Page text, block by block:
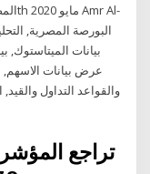
عرض بيانات الاسهم,
والقواعد التداول
تراجع